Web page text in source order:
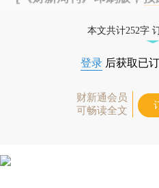
本文共计252字
登录 后获取已
财新通会员
可畅读全文